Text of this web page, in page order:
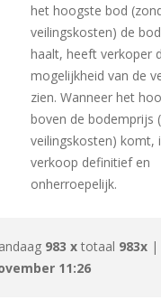
het hoogste bod
veilingskosten) de
haalt, heeft verkoper
mogelijkheid van de
zien. Wanneer het
boven de bodemprijs
veilingskosten) komt,
verkoop definitief en
onherroepelijk.
983 x totaal 983x |
11:26